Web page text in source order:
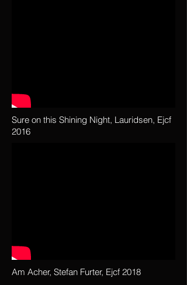
Sure on this Shining Night, Lauridsen, Ejcf
2016
Am Acher, Stefan Furter, Ejcf 2018